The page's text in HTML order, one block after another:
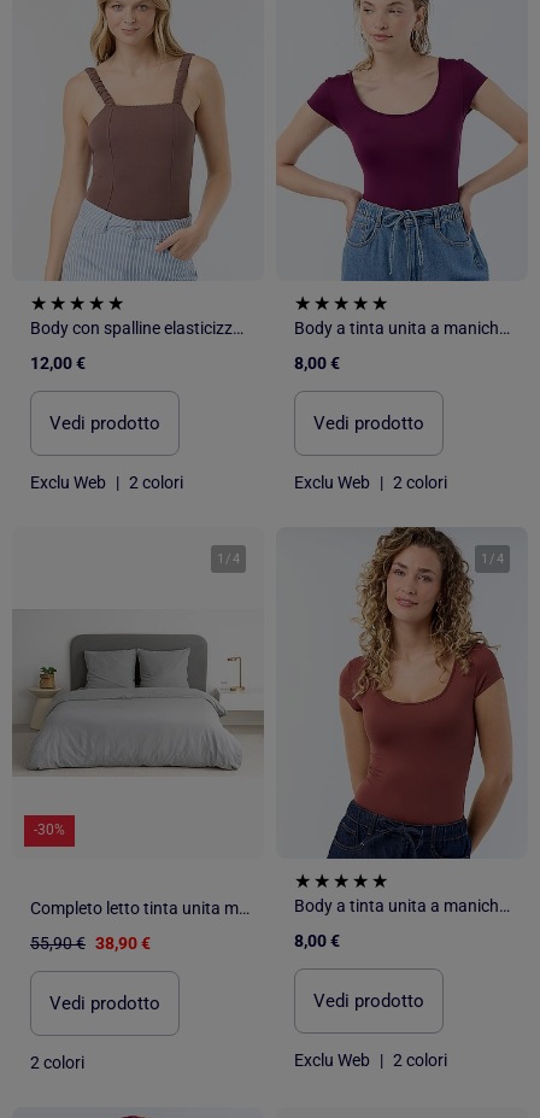
Body con spalline elasticizzate
12,00 €
Vedi prodotto
Exclu Web | 2 colori
Body a tinta unita a maniche corte
8,00 €
Vedi prodotto
Exclu Web | 2 colori
1 /4
-30%
Completo letto tinta unita micro lavata
55,90 € 38,90 €
Vedi prodotto
2 colori
1 /4
Body a tinta unita a maniche corte
8,00 €
Vedi prodotto
Exclu Web | 2 colori